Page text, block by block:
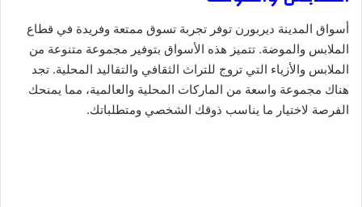
أسواق المدينة ديربورن توفر تجربة تسوق ممتعة وفريدة في قطاع
الملابس والموضة. تتميز هذه الأسواق بتوفير مجموعة متنوعة من
الملابس والأزياء التي تروج للتراث الثقافي والتقاليد المحلية. تجد
هناك مجموعة واسعة من الماركات المحلية والعالمية، مما يمنحك
الفرصة لاختيار ما يناسب ذوقك الشخصي ومتطلباتك.